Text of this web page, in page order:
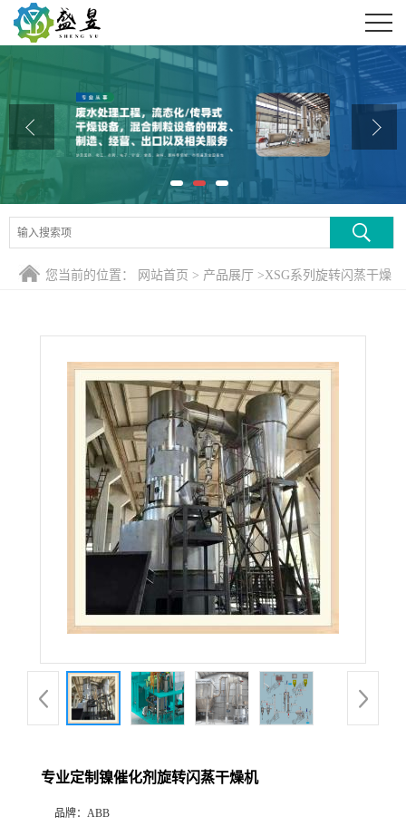
公司介绍
公司动态
产品展厅
证书荣誉
联系方式
您当前的位置： 网站首页 > 产品展厅 >XSG系列旋转闪蒸干燥
专业定制镍催化剂旋转闪蒸干燥机
品牌： ABB